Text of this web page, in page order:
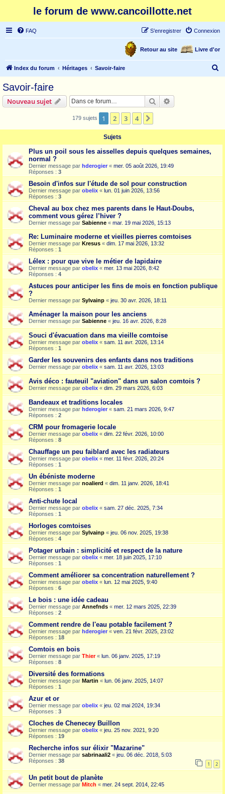
le forum de www.cancoillotte.net
FAQ Connexion
S’enregistrer
Livre d'or
Retour au site
Index du forum Héritages Savoir-faire
r
Savoir-faire
Nouveau sujet Rechercher
179 sujets 1 2 3 4
Sujets
Plus un poil sous les aisselles depuis quelques semaines,
normal ?
Dernier message par hderogier « mer. 05 août 2026, 19:49
Réponses : 3
Besoin d'infos sur l'étude de sol pour construction
Dernier message par obelix « lun. 01 juin 2026, 13:56
Réponses : 3
Cheval au box chez mes parents dans le Haut-Doubs,
comment vous gérez l’hiver ?
Dernier message par Sabienne « mar. 19 mai 2026, 15:13
Re: Luminaire moderne et vieilles pierres comtoises
Dernier message par Kresus « dim. 17 mai 2026, 13:32
Réponses : 1
Lélex : pour que vive le métier de lapidaire
Dernier message par obelix « mer. 13 mai 2026, 8:42
Réponses : 4
Astuces pour anticiper les fins de mois en fonction publique
?
Dernier message par Sylvainp « jeu. 30 avr. 2026, 18:11
Aménager la maison pour les anciens
Dernier message par Sabienne « jeu. 16 avr. 2026, 8:28
Souci d'évacuation dans ma vieille comtoise
Dernier message par obelix « sam. 11 avr. 2026, 13:14
Réponses : 1
Garder les souvenirs des enfants dans nos traditions
Dernier message par obelix « sam. 11 avr. 2026, 13:03
Avis déco : fauteuil "aviation" dans un salon comtois ?
Dernier message par obelix « dim. 29 mars 2026, 6:03
Bandeaux et traditions locales
Dernier message par hderogier « sam. 21 mars 2026, 9:47
Réponses : 2
CRM pour fromagerie locale
Dernier message par obelix « dim. 22 févr. 2026, 10:00
Réponses : 8
Chauffage un peu faiblard avec les radiateurs
Dernier message par obelix « mer. 11 févr. 2026, 20:24
Réponses : 1
Un ébéniste moderne
Dernier message par noalierd « dim. 11 janv. 2026, 18:41
Réponses : 1
Anti-chute local
Dernier message par obelix « sam. 27 déc. 2025, 7:34
Réponses : 1
Horloges comtoises
Dernier message par Sylvainp « jeu. 06 nov. 2025, 19:38
Réponses : 4
Potager urbain : simplicité et respect de la nature
Dernier message par obelix « mer. 18 juin 2025, 17:10
Réponses : 1
Comment améliorer sa concentration naturellement ?
Dernier message par obelix « lun. 12 mai 2025, 9:40
Réponses : 6
Le bois : une idée cadeau
Dernier message par Annefnds « mer. 12 mars 2025, 22:39
Réponses : 2
Comment rendre de l'eau potable facilement ?
Dernier message par hderogier « ven. 21 févr. 2025, 23:02
Réponses : 18
Comtois en bois
Dernier message par Thier« lun. 06 janv. 2025, 17:19
Réponses : 8
Diversité des formations
Dernier message par Martin « lun. 06 janv. 2025, 14:07
Réponses : 1
Azur et or
Dernier message par obelix « jeu. 02 mai 2024, 19:34
Réponses : 3
Cloches de Chenecey Buillon
Dernier message par obelix « jeu. 25 nov. 2021, 9:20
Réponses : 19
Recherche infos sur élixir "Mazarine"
Dernier message par sabrinaali2 « jeu. 06 déc. 2018, 5:03
Réponses : 38 1 2
Un petit bout de planète
Dernier message par Mitch « mer. 24 sept. 2014, 22:45